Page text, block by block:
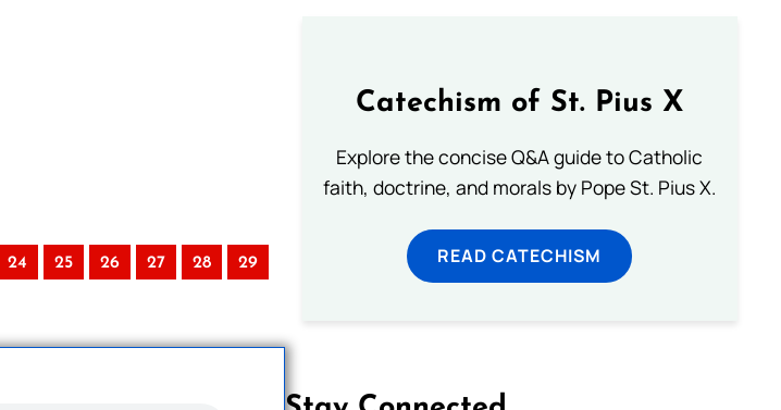
24 25 26 27 28 29
Catechism of St. Pius X
Explore the concise Q&A guide to Catholic
faith, doctrine, and morals by Pope St. Pius X.
READ CATECHISM